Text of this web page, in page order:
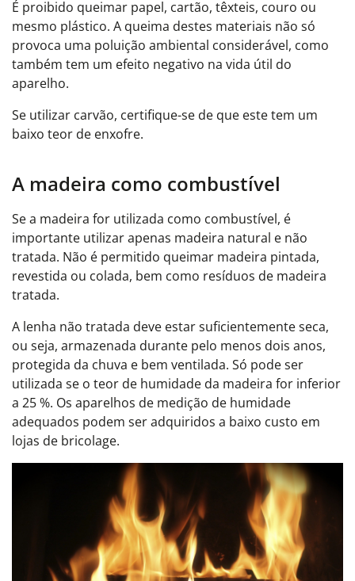
É proibido queimar papel, cartão, têxteis, couro ou
mesmo plástico. A queima destes materiais não só
provoca uma poluição ambiental considerável, como
também tem um efeito negativo na vida útil do
aparelho.
Se utilizar carvão, certifique-se de que este tem um
baixo teor de enxofre.
A madeira como combustível
Se a madeira for utilizada como combustível, é
importante utilizar apenas madeira natural e não
tratada. Não é permitido queimar madeira pintada,
revestida ou colada, bem como resíduos de madeira
tratada.
A lenha não tratada deve estar suficientemente seca,
ou seja, armazenada durante pelo menos dois anos,
protegida da chuva e bem ventilada. Só pode ser
utilizada se o teor de humidade da madeira for inferior
a 25 %. Os aparelhos de medição de humidade
adequados podem ser adquiridos a baixo custo em
lojas de bricolage.